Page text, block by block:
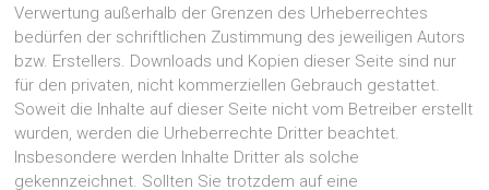
Verwertung außerhalb der Grenzen des Urheberrechtes
bedürfen der schriftlichen Zustimmung des jeweiligen Autors
bzw. Erstellers. Downloads und Kopien dieser Seite sind nur
für den privaten, nicht kommerziellen Gebrauch gestattet.
Soweit die Inhalte auf dieser Seite nicht vom Betreiber erstellt
wurden, werden die Urheberrechte Dritter beachtet.
Insbesondere werden Inhalte Dritter als solche
gekennzeichnet. Sollten Sie trotzdem auf eine